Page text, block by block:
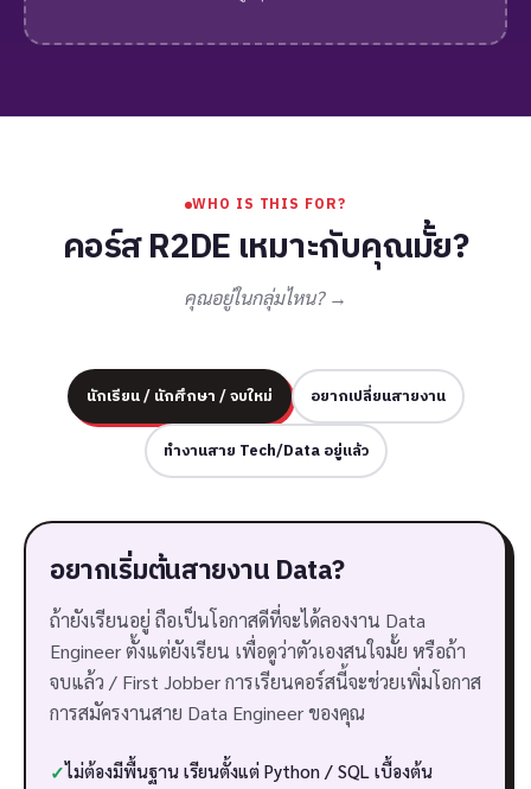
WHO IS THIS FOR?
คอร์ส R2DE เหมาะกับคุณมั้ย?
คุณอยู่ในกลุ่มไหน? →
นักเรียน / นักศึกษา / จบใหม่ อยากเปลี่ยนสายงาน
ทำงานสาย Tech/Data อยู่แล้ว
อยากเริ่มต้นสายงาน Data?
ถ้ายังเรียนอยู่ ถือเป็นโอกาสดีที่จะได้ลองงาน Data
Engineer ตั้งแต่ยังเรียน เพื่อดูว่าตัวเองสนใจมั้ย หรือถ้า
จบแล้ว / First Jobber การเรียนคอร์สนี้จะช่วยเพิ่มโอกาส
การสมัครงานสาย Data Engineer ของคุณ
✓ไม่ต้องมีพื้นฐาน เรียนตั้งแต่ Python / SQL เบื้องต้น